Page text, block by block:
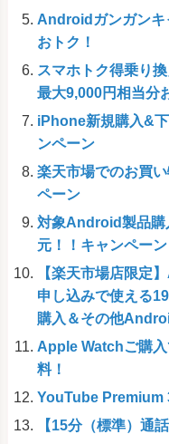
Androidガンガンキ
おトク！
スマホトク得乗り
最大9,000円相当分
iPhone新規購入&
ンペーン
楽天市場でのお買
ペーン
対象Android製品購
元！！キャンペーン
【楽天市場店限定
申し込みで使える
購入＆その他
Apple Watchご購
料！
YouTube Premium
【15分（標準）通